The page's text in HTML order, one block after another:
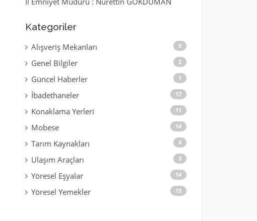
Kategoriler
Alışveriş Mekanları 5
Genel Bilgiler 2
Güncel Haberler 1
İbadethaneler 17
Konaklama Yerleri 11
Mobese 14
Tarım Kaynakları 4
Ulaşım Araçları 3
Yöresel Eşyalar 14
Yöresel Yemekler 13